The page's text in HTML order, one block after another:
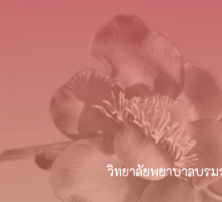
วิทยาลัยพยาบาลบร